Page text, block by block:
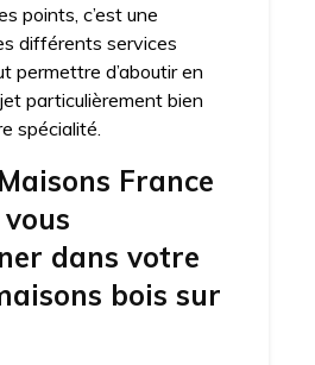
points, c’est une
différents services
permettre d’aboutir en
particulièrement bien
spécialité.
France
dans votre
bois sur